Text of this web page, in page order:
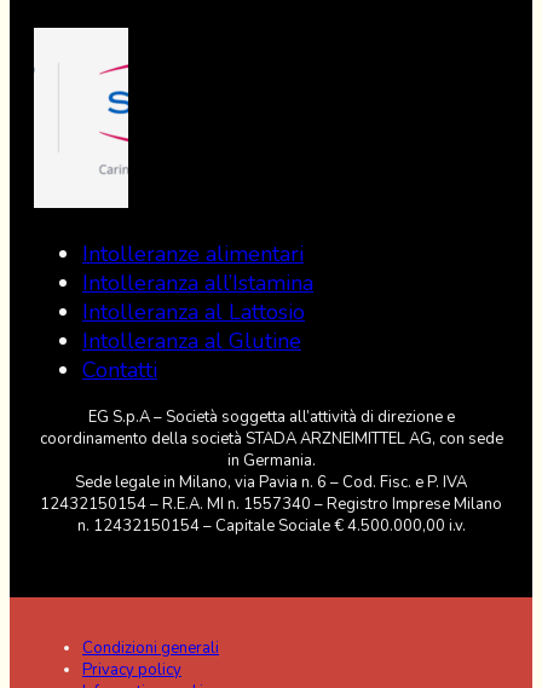
Intolleranze alimentari
Intolleranza all’Istamina
Intolleranza al Lattosio
Intolleranza al Glutine
Contatti
EG S.p.A – Società soggetta all’attività di direzione e
coordinamento della società STADA ARZNEIMITTEL AG, con sede
in Germania.
Sede legale in Milano, via Pavia n. 6 – Cod. Fisc. e P. IVA
12432150154 – R.E.A. MI n. 1557340 – Registro Imprese Milano
n. 12432150154 – Capitale Sociale € 4.500.000,00 i.v.
Condizioni generali
Privacy policy